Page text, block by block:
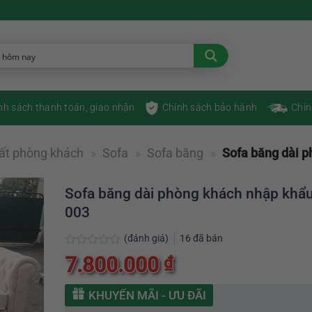
sách thanh toán, giao nhận Chính sách bảo hành
phòng khách » Sofa » Sofa băng » Sofa băng dài
Sofa băng dài phòng khách nhập
003
Được
xếp
hạng
0
(đánh giá) 16 đã bán
7.800.000₫
KHUYẾN MÃI - ƯU ĐÃI